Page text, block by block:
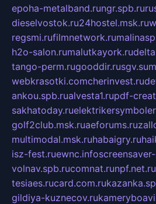
epoha-metalband.rungr.spb.ru
dieselvostok.ru24hostel.msk.ru
regsmi.rufilmnetwork.ru
h2o-salon.rumalutkayork.ru
tango-perm.rugooddir.rusgv.su
webkrasotki.comcherinvest.ru
ankou.spb.rualvesta1.rupdf-
sakhatoday.ru
golf2club.msk.ruaeforums.ru
multimodal.msk.ruhabaigry.ru
isz-fest.ruewnc.info
volnav.spb.rucomnat.runpf.net.ru
tesiaes.rucard.com.ru
gildiya-kuznecov.ru